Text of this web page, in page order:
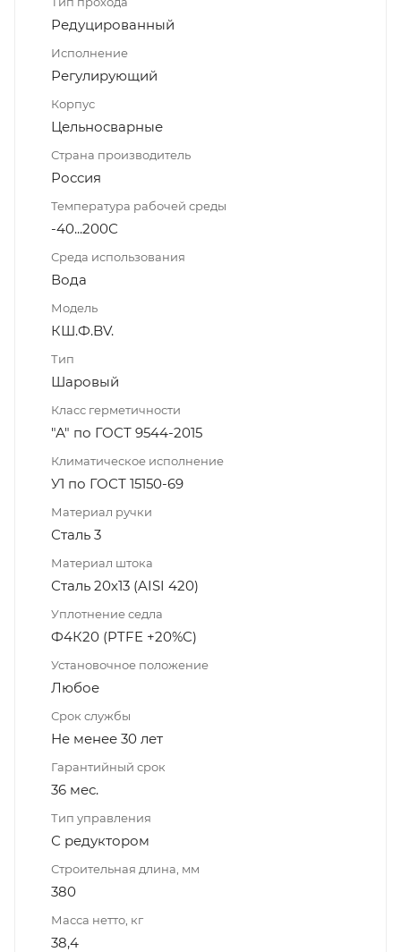
Редуцированный
Исполнение
Регулирующий
Корпус
Цельносварные
Страна производитель
Россия
Температура рабочей среды
-40...200С
Среда использования
Вода
Модель
КШ.Ф.BV.
Тип
Шаровый
Класс герметичности
"А" по ГОСТ 9544-2015
Климатическое исполнение
У1 по ГОСТ 15150-69
Материал ручки
Сталь 3
Материал штока
Сталь 20х13 (AISI 420)
Уплотнение седла
Ф4К20 (PTFE +20%C)
Установочное положение
Любое
Срок службы
Не менее 30 лет
Гарантийный срок
36 мес.
Тип управления
С редуктором
Строительная длина, мм
380
Масса нетто, кг
38,4